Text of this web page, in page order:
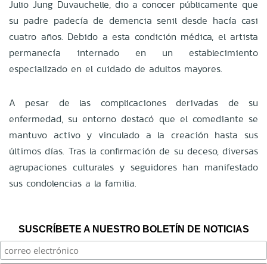
Julio Jung Duvauchelle, dio a conocer públicamente que
su padre padecía de demencia senil desde hacía casi
cuatro años. Debido a esta condición médica, el artista
permanecía internado en un establecimiento
especializado en el cuidado de adultos mayores.
A pesar de las complicaciones derivadas de su
enfermedad, su entorno destacó que el comediante se
mantuvo activo y vinculado a la creación hasta sus
últimos días. Tras la confirmación de su deceso, diversas
agrupaciones culturales y seguidores han manifestado
sus condolencias a la familia.
SUSCRÍBETE A NUESTRO BOLETÍN DE NOTICIAS